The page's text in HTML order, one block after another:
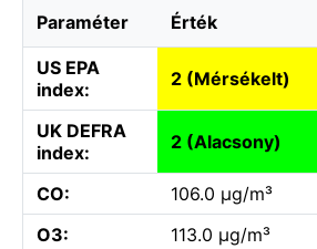
Paraméter Érték
US EPA
index:
2 (Mérsékelt)
UK DEFRA
index:
2 (Alacsony)
CO:
106.0 µg/m³
O3:
113.0 µg/m³